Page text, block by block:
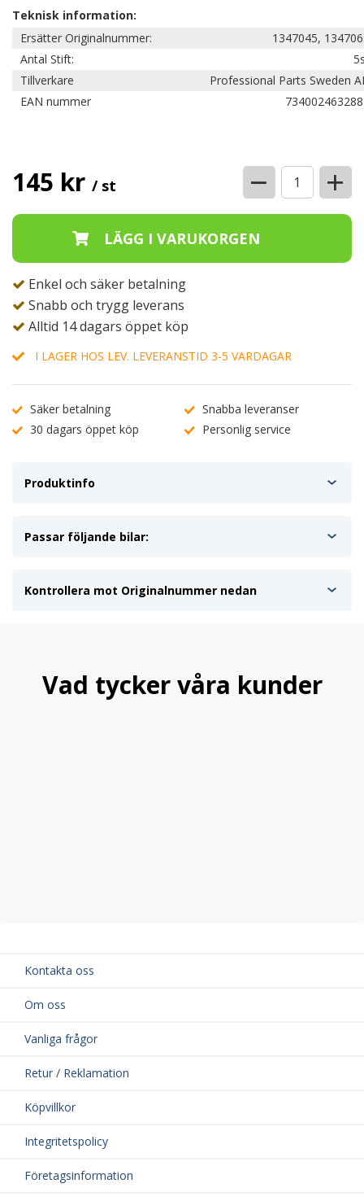
Teknisk information:
Ersätter Originalnummer:
1347045,
Antal Stift:
Tillverkare
Professional Parts Sweden
EAN nummer
145 kr / st − +
Enkel och säker betalning
Snabb och trygg leverans
Alltid 14 dagars öppet köp
I LAGER HOS LEV. LEVERANSTID 3-5 VARDAGAR
Säker betalning
Snabba leveranser
30 dagars öppet köp
Personlig service
Produktinfo
Passar följande bilar:
Kontrollera mot Originalnummer nedan
Vad tycker våra kunder
Kontakta oss
Om oss
Vanliga frågor
Retur / Reklamation
Köpvillkor
Integritetspolicy
Företagsinformation